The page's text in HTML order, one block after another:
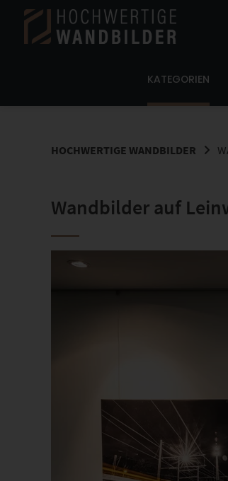
Springe
Inhalt
KATEGORIEN
HOCHWERTIGE WANDBILDER
Wandbilder auf